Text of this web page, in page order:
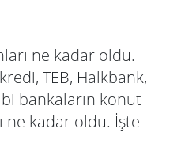
ne kadar oldu.
TEB, Halkbank,
bankaların konut
ne kadar oldu. İşte